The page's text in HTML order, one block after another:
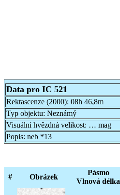
Data pro IC 521
Rektascenze (2000): 08h 46,8m
Typ objektu: Neznámý
Visuální hvězdná velikost: … mag
Popis: neb *13
# Obrázek
Pásmo
Vlnová délka